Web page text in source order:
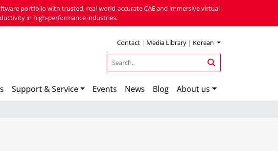
portfolio with trusted, real-world-accurate CAE and immersive virtual
in high-performance industries.
Contact | Media Library | Korean
Support & Service Events News Blog About us